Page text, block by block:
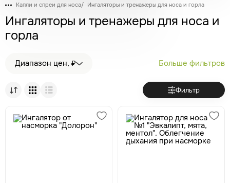
Капли и спреи для носа/ Ингаляторы и тренажеры для носа и горла
Ингаляторы и тренажеры для носа и
горла
Диапазон цен, ₽ Больше фильтров
Фильтр